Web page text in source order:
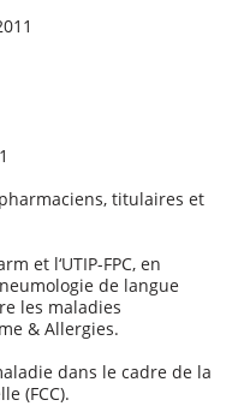
titulaires et
et l‘UTIP-FPC, en
de langue
les maladies
& Allergies.
dans le cadre de la
(FCC).